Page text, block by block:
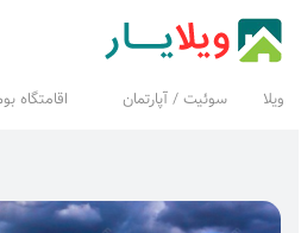
ویلا سوئیت / آپارتمان اقامتگاه